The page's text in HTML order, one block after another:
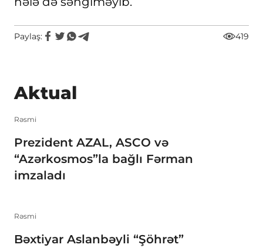
Paylaş: 419
Aktual
Rəsmi
Prezident AZAL, ASCO və
“Azərkosmos”la bağlı Fərman
imzaladı
Rəsmi
Bəxtiyar Aslanbəyli “Şöhrət”